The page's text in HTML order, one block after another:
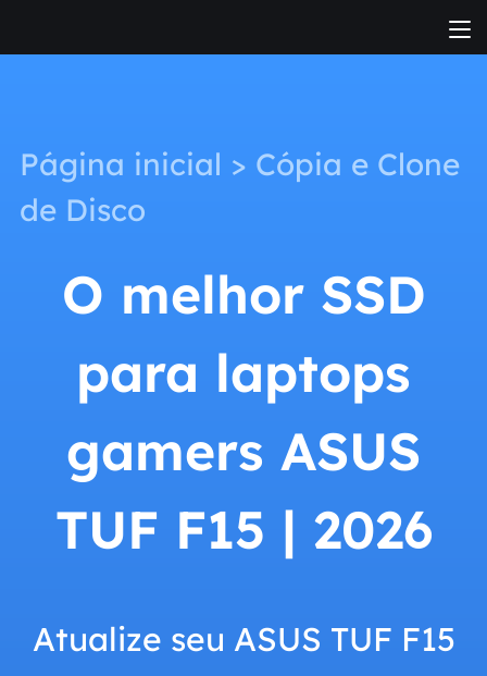
Página inicial > Cópia e Clone
de Disco
O melhor SSD
para laptops
gamers ASUS
TUF F15 | 2026
Atualize seu ASUS TUF F15